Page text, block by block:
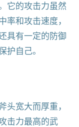
它的攻击力虽然
率和攻击速度，
具有一定的防御
护自己。
头宽大而厚重，
击力最高的武